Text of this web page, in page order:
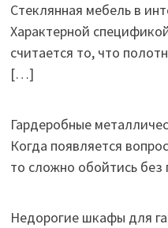
Стеклянная мебель в
Характерной
считается то, что
[…]
Гардеробные
Когда появляется
то сложно обойтись
Недорогие шкафы для